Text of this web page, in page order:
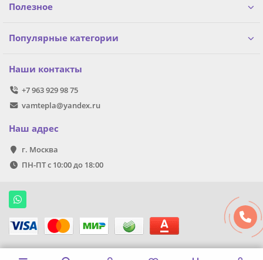
Полезное
Популярные категории
Наши контакты
+7 963 929 98 75
vamtepla@yandex.ru
Наш адрес
г. Москва
ПН-ПТ с 10:00 до 18:00